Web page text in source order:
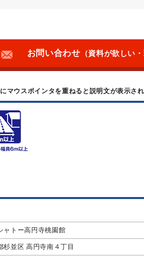
お問い合わせ （資料が欲しい
マウスポインタを重ねると説明文が表示され
ャトー高円寺桃園館
杉並区 高円寺南４丁目